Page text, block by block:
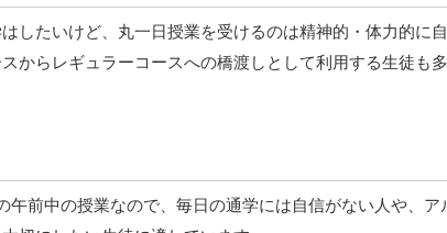
したいけど、丸一日授業を受けるのは精神的・体力的に自
からレギュラーコースへの橋渡しとして利用する生徒も多
午前中の授業なので、毎日の通学には自信がない人や、ア